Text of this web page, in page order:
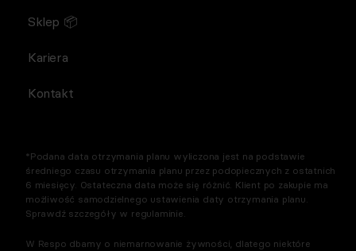
Sklep 📦
Kariera
Kontakt
*Podana data otrzymania planu wyliczona jest na podstawie
średniego czasu otrzymania planu przez podopiecznych z ostatnich
6 miesięcy. Ostateczna data może się różnić. Klient po zakupie ma
możliwość samodzielnego ustawienia daty otrzymania planu.
Sprawdź szczegóły w regulaminie.
W Respo dbamy o niemarnowanie żywności, dlatego niektóre